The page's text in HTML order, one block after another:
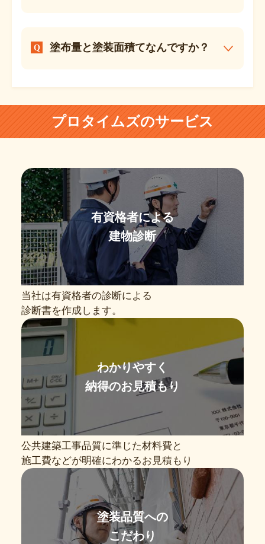
塗布量と塗装面積てなんですか？
プロタイムズのサービス
有資格者による
建物診断
当社は有資格者の診断による
診断書を作成します。
わかりやすく
納得のお見積もり
公共建築工事品質に準じた材料費と
施工費などが明確にわかるお見積もり
塗装品質への
こだわり